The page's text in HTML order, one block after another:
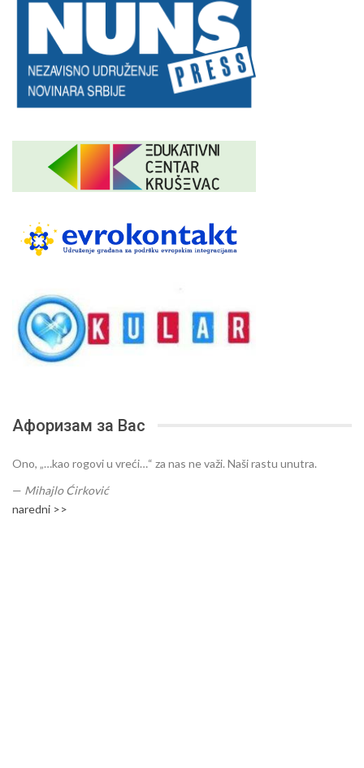
Афоризам за Вас
Ono, „…kao rogovi u vreći…“ za nas ne važi. Naši rastu unutra.
— Mihajlo Ćirković
naredni >>